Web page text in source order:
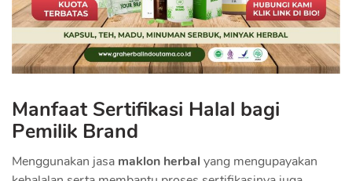
Manfaat Sertifikasi Halal bagi
Pemilik Brand
Menggunakan jasa maklon herbal yang mengupayakan